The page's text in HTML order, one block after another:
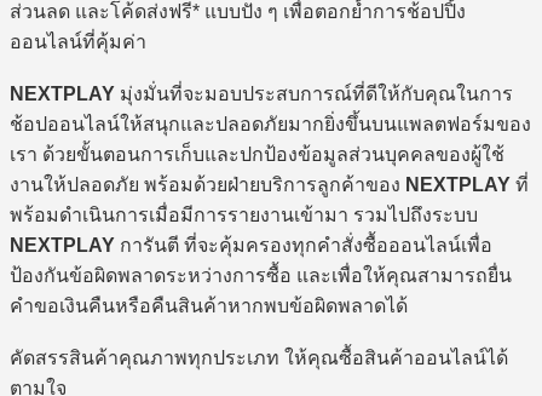
ส่วนลด และโค้ดส่งฟรี* แบบปัง ๆ เพื่อตอกย้ำการช้อปปิ้ง
ออนไลน์ที่คุ้มค่า
NEXTPLAY มุ่งมั่นที่จะมอบประสบการณ์ที่ดีให้กับคุณในการ
ช้อปออนไลน์ให้สนุกและปลอดภัยมากยิ่งขึ้นบนแพลตฟอร์มของ
เรา ด้วยขั้นตอนการเก็บและปกป้องข้อมูลส่วนบุคคลของผู้ใช้
งานให้ปลอดภัย พร้อมด้วยฝ่ายบริการลูกค้าของ NEXTPLAY ที่
พร้อมดำเนินการเมื่อมีการรายงานเข้ามา รวมไปถึงระบบ
NEXTPLAY การันตี ที่จะคุ้มครองทุกคำสั่งซื้อออนไลน์เพื่อ
ป้องกันข้อผิดพลาดระหว่างการซื้อ และเพื่อให้คุณสามารถยื่น
คำขอเงินคืนหรือคืนสินค้าหากพบข้อผิดพลาดได้
คัดสรรสินค้าคุณภาพทุกประเภท ให้คุณซื้อสินค้าออนไลน์ได้
ตามใจ